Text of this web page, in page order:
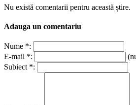
Nu există comentarii pentru această știre.
Adauga un comentariu
Nume *:
E-mail *:
Subiect *: